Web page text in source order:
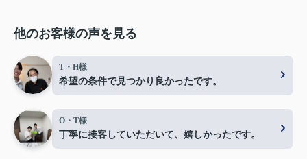
他のお客様の声を見る
T・H様
希望の条件で見つかり良かったです。
O・T様
丁寧に接客していただいて、嬉しかったです。